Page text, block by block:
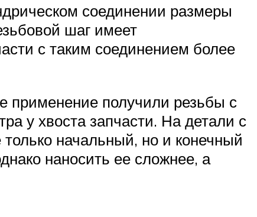
соединении размеры
шаг имеет
с таким соединением более
применение получили резьбы с
у хвоста запчасти. На детали с
начальный, но и конечный
наносить ее сложнее, а